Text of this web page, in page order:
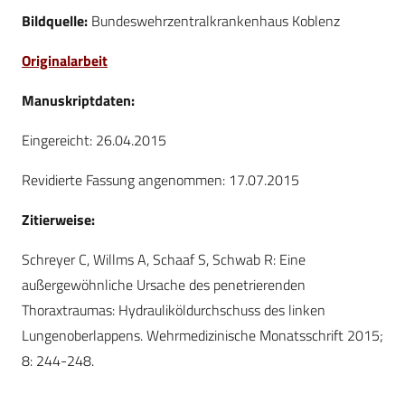
Bildquelle: Bundeswehrzentralkrankenhaus Koblenz
Originalarbeit
Manuskriptdaten:
Eingereicht: 26.04.2015
Revidierte Fassung angenommen: 17.07.2015
Zitierweise:
Schreyer C, Willms A, Schaaf S, Schwab R: Eine
außergewöhnliche Ursache des penetrierenden
Thoraxtraumas: Hydrauliköldurchschuss des linken
Lungenoberlappens. Wehrmedizinische Monatsschrift 2015;
8: 244-248.